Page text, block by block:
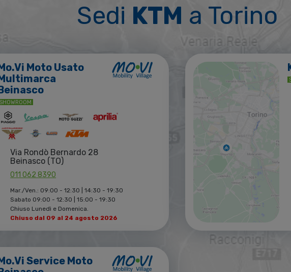
Sedi KTM a Torino
Moto Usato
SHOWROOM
Via Rondò Bernardo 28
Beinasco (TO)
011 062 8390
Mar./Ven.: 09:00 - 12:30 | 14:30 - 19:30
Sabato 09:00 - 12:30 | 15:00 - 19:30
Chiuso Lunedì e Domenica.
Chiuso dal 09 al 24 agosto 2026
Service Moto